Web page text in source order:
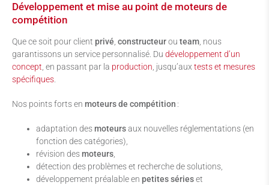
Développement et mise au point de moteurs de
compétition
Que ce soit pour client privé constructeurou team , nous
garantissons un service personnalisé. Du développement d’un
concept , en passant par la production , jusqu’aux tests et mesures
spécifiques
Nos points forts en moteurs de compétition :
adaptation desmoteursaux nouvelles réglementations (en
fonction des catégories),
révision desmoteurs
détection des problèmes et recherche de solutions,
développement préalable en petites sérieset